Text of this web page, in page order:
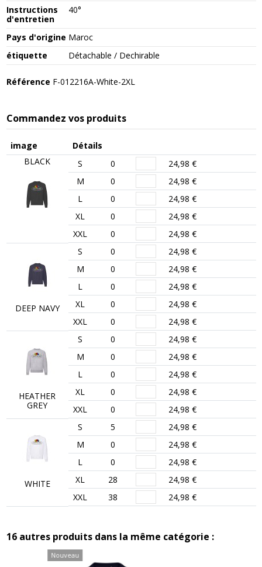
Instructions
d'entretien
40°
Pays d'origine Maroc
étiquette
Détachable / Dechirable
Référence F-012216A-White-2XL
Commandez vos produits
image
Détails
BLACK
S 0
24,98 €
M
0
24,98 €
L
0
24,98 €
XL
0
24,98 €
XXL
0 24,98 €
DEEP NAVY
S 0
24,98 €
M
0
24,98 €
L
0
24,98 €
XL
0
24,98 €
XXL
0 24,98 €
HEATHER
GREY
S 0
24,98 €
M
0
24,98 €
L
0
24,98 €
XL
0
24,98 €
XXL
0 24,98 €
WHITE
S 5
24,98 €
M
0
24,98 €
L
0
24,98 €
XL
28
24,98 €
XXL
38 24,98 €
16 autres produits dans la même catégorie :